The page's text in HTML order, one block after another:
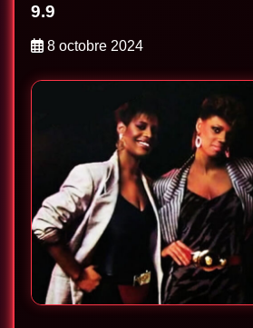
9.9
8 octobre 2024